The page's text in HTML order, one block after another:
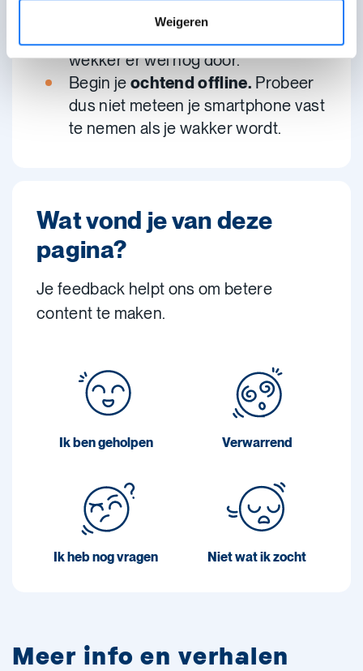
Weigeren
meldingen op stil. Dan hoor je
wekker er wel nog door.
Begin je ochtend offline. Probeer
dus niet meteen je smartphone vast
te nemen als je wakker wordt.
Wat vond je van deze
pagina?
Je feedback helpt ons om betere
content te maken.
Ik ben geholpen Verwarrend
Ik heb nog vragen Niet wat ik zocht
Meer info en verhalen